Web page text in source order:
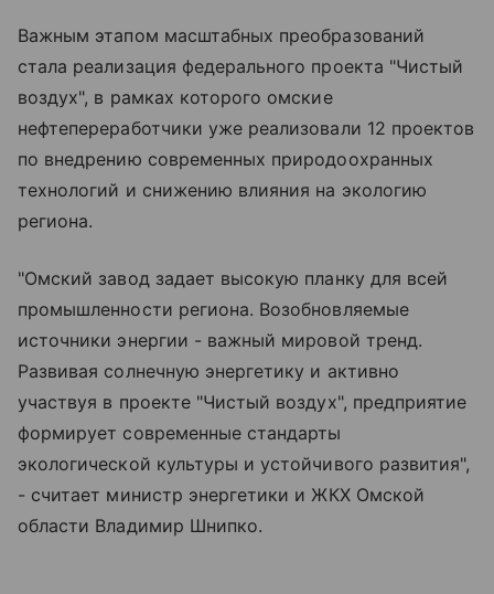
Важным этапом масштабных преобразований
стала реализация федерального проекта "Чистый
воздух", в рамках которого омские
нефтепереработчики уже реализовали 12 проектов
по внедрению современных природоохранных
технологий и снижению влияния на экологию
региона.
"Омский завод задает высокую планку для всей
промышленности региона. Возобновляемые
источники энергии - важный мировой тренд.
Развивая солнечную энергетику и активно
участвуя в проекте "Чистый воздух", предприятие
формирует современные стандарты
экологической культуры и устойчивого развития",
- считает министр энергетики и ЖКХ Омской
области Владимир Шнипко.